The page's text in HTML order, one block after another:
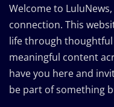
Welcome to
connection. This
life through
meaningful content
have you here and
be part of something